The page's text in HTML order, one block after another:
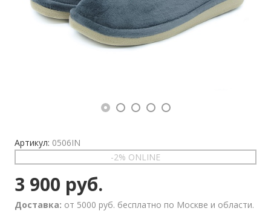
Артикул: 0506IN
-2% ONLINE
3 900 руб.
Доставка: от 5000 руб. бесплатно по Москве и области.